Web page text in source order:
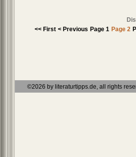
<< First < Previous Page 1 Page 2
©2026 by literaturtipps.de, all rights